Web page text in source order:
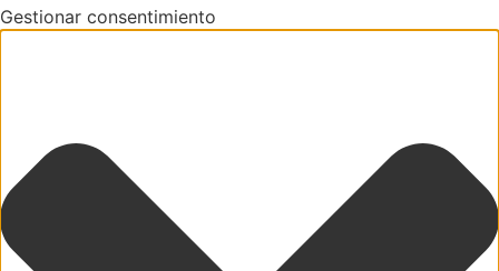
Gestionar consentimiento